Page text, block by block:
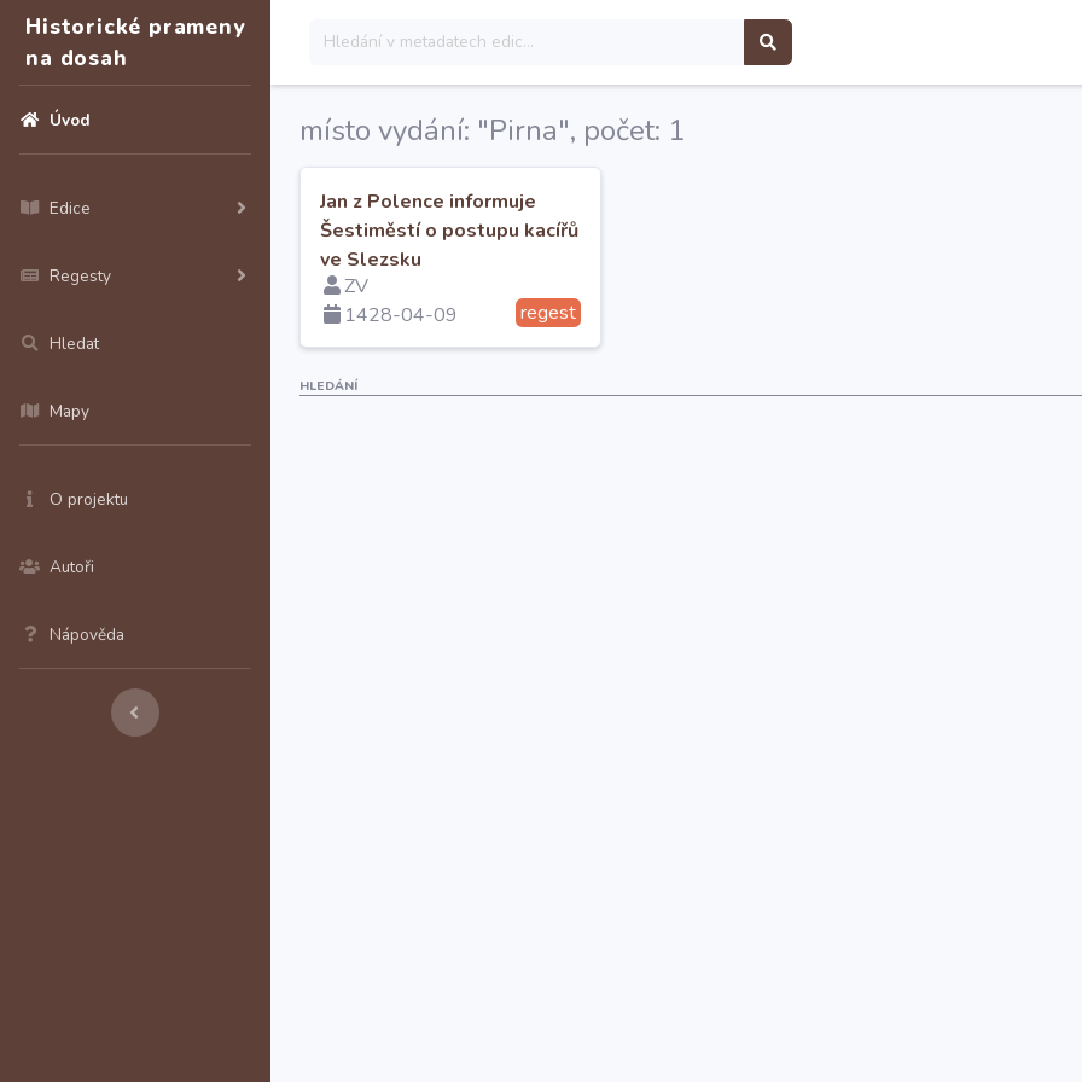
Historické prameny
na dosah
Úvod
Edice
Regesty
Hledat
Mapy
O projektu
Autoři
Nápověda
místo vydání: "Pirna", počet: 1
Jan z Polence informuje
Šestiměstí o postupu kacířů
ve Slezsku
ZV
1428-04-09
regest
HLEDÁNÍ